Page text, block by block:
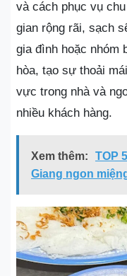
và cách phục vụ
gian rộng rãi, sạch
gia đình hoặc nhóm
hòa, tạo sự thoải
vực trong nhà và
nhiều khách hàng.
Xem thêm:
TOP
Giang ngon